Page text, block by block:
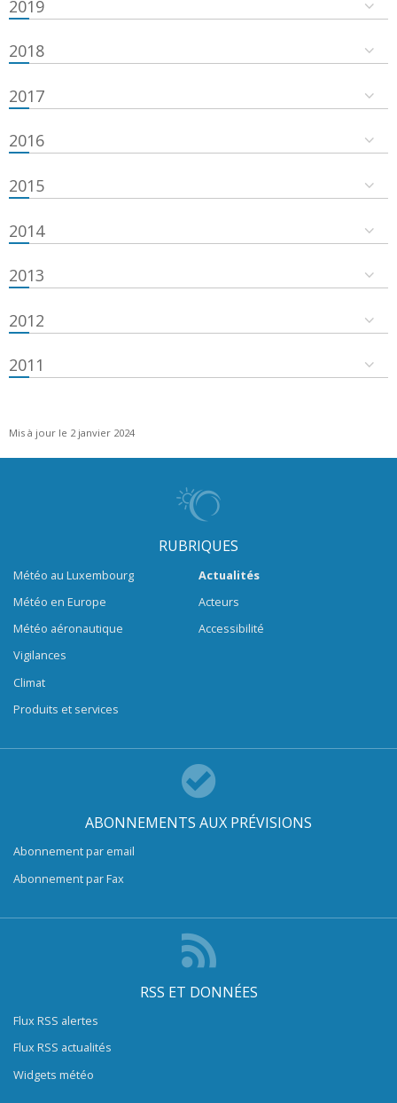
2019
2018
2017
2016
2015
2014
2013
2012
2011
Mis à jour le 2 janvier 2024
RUBRIQUES
Météo au Luxembourg
Météo en Europe
Météo aéronautique
Vigilances
Climat
Produits et services
Actualités
Acteurs
Accessibilité
ABONNEMENTS AUX PRÉVISIONS
Abonnement par email
Abonnement par Fax
RSS ET DONNÉES
Flux RSS alertes
Flux RSS actualités
Widgets météo